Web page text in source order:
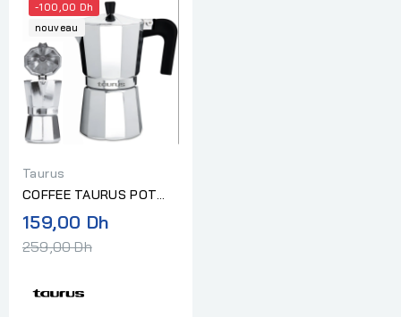
-100,00 Dh
nouveau
Taurus
COFFEE TAURUS POT
DELLA NONNA 9 TASSES
159,00 DhPrix
259,00 Dh